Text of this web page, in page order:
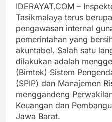
IDERAYAT.COM –
Tasikmalaya terus
pengawasan internal
pemerintahan yang
akuntabel. Salah satu
dilakukan adalah
(Bimtek) Sistem
(SPIP) dan Manajemen
menggandeng
Keuangan dan
Jawa Barat.